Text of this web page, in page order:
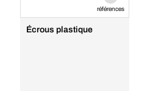
références
Écrous plastique